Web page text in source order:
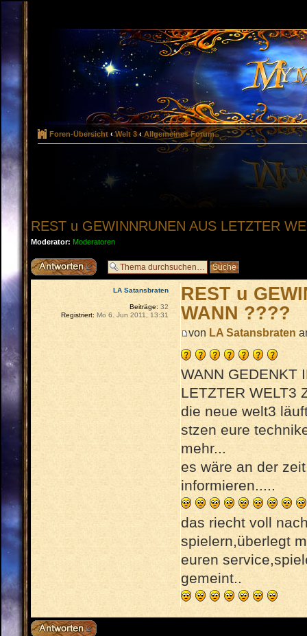
Foren-Übersicht ‹ Welt 3 ‹ Allgemeines Forum
REST u GEWINNRUNEN AUS LETZTER
Moderator: Moderatoren
Antwort erstellen
REST u
WANN ????
von LA Satansbraten
WANN GEDENKT
LETZTER WELT3
die neue welt3
stzen eure
mehr...
es wäre an der
informieren.....
das riecht voll
spielern,überlegt
euren
gemeint..
LA Satansbraten
Beiträge: 32
Registriert: Mo 6. Jun 2011, 13:31
Antwort erstellen